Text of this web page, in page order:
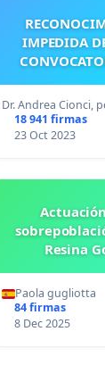
IMPEDIDA
Dr. Andrea Cionci,
18 941 firmas
23 Oct 2023
Resina
Paola gugliotta
84 firmas
8 Dec 2025